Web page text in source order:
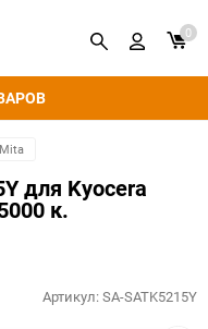
0
для Kyocera
к.
Артикул:SA-SATK5215Y